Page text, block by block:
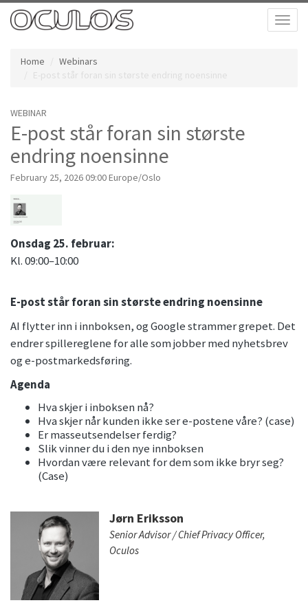
Home
Webinars
E-post står foran sin største endring noensinne
WEBINAR
E-post står foran sin største
endring noensinne
February 25, 2026 09:00 Europe/Oslo
Onsdag 25. februar:
Kl. 09:00–10:00
E-post står foran sin største endring noensinne
AI flytter inn i innboksen, og Google strammer grepet. Det
endrer spillereglene for alle som jobber med nyhetsbrev
og e-postmarkedsføring.
Agenda
Hva skjer i inboksen nå?
Hva skjer når kunden ikke ser e-postene våre? (case)
Er masseutsendelser ferdig?
Slik vinner du i den nye innboksen
Hvordan være relevant for dem som ikke bryr seg?
(Case)
Jørn Eriksson
Senior Advisor / Chief Privacy Officer,
Oculos